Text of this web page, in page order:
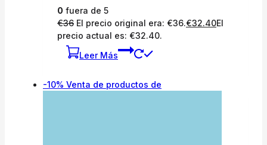
0 fuera de 5
€36 El precio original era: €36.€32.40El
precio actual es: €32.40.
Leer Más
-10% Venta de productos de